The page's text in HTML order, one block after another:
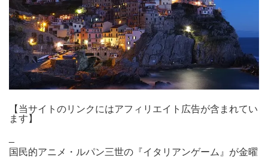
【当サイトのリンクにはアフィリエイト広告が含まれてい
ます】
国民的アニメ・ルパン三世の『イタリアンゲーム』が金曜